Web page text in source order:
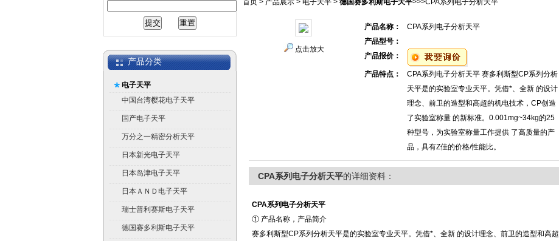
产品分类
电子天平
中国台湾樱花电子天平
国产电子天平
万分之一精密分析天平
日本新光电子天平
日本岛津电子天平
日本ＡＮＤ电子天平
瑞士普利赛斯电子天平
德国赛多利斯电子天平
首页 > 产品展示 > 电子天平 > 德国赛多利斯电子天平>>>CPA系列电子分析天平
点击放大
产品名称：
CPA系列电子分析天平
产品型号：
产品报价：
产品特点：
CPA系列电子分析天平 赛多利斯型CP系列分析
天平是的实验室专业天平。凭借*、全新 的设计
理念、前卫的造型和高超的机电技术，CP创造
了实验室称量 的新标准。0.001mg~34kg的25
种型号，为实验室称量工作提供 了高质量的产
品，具有Z佳的价格/性能比。
CPA系列电子分析天平的详细资料：
CPA系列电子分析天平
① 产品名称，产品简介
赛多利斯型CP系列分析天平是的实验室专业天平。凭借*、全新 的设计理念、前卫的造型和高超